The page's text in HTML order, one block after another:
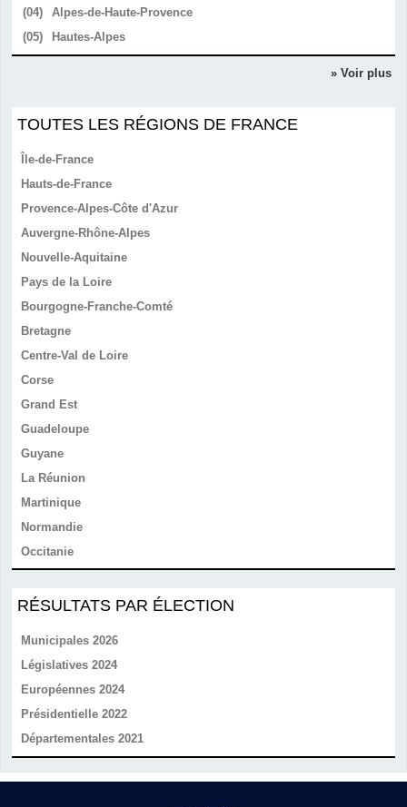
(04)
Alpes-de-Haute-Provence
(05)
Hautes-Alpes
» Voir plus
TOUTES LES RÉGIONS DE FRANCE
Île-de-France
Hauts-de-France
Provence-Alpes-Côte d'Azur
Auvergne-Rhône-Alpes
Nouvelle-Aquitaine
Pays de la Loire
Bourgogne-Franche-Comté
Bretagne
Centre-Val de Loire
Corse
Grand Est
Guadeloupe
Guyane
La Réunion
Martinique
Normandie
Occitanie
RÉSULTATS PAR ÉLECTION
Municipales 2026
Législatives 2024
Européennes 2024
Présidentielle 2022
Départementales 2021